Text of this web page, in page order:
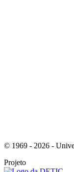
© 1969 - 2026 -
Projeto